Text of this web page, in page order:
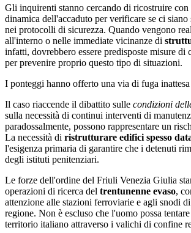
Gli inquirenti stanno cercando di ricostruire con
dinamica dell'accaduto per verificare se ci siano
nei protocolli di sicurezza. Quando vengono
all'interno o nelle immediate vicinanze di
infatti, dovrebbero essere predisposte misure di
per prevenire proprio questo tipo di situazioni.
I ponteggi hanno offerto una via di fuga inattesa
Il caso riaccende il dibattito sulle condizioni
sulla necessità di continui interventi di
paradossalmente, possono rappresentare un
La necessità di ristrutturare edifici spesso
l'esigenza primaria di garantire che i detenuti
degli istituti penitenziari.
Le forze dell'ordine del Friuli Venezia Giulia
operazioni di ricerca del trentunenne evaso,
attenzione alle stazioni ferroviarie e agli snodi
regione. Non è escluso che l'uomo possa
territorio italiano attraverso i valichi di confine